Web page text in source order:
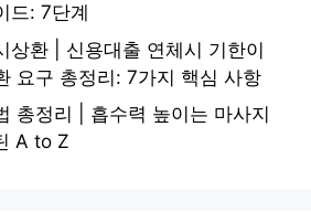
드: 7단계
상환 | 신용대출 연체시 기한이
요구 총정리: 7가지 핵심 사항
총정리 | 흡수력 높이는 마사지
A to Z